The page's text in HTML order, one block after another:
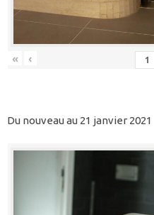
« ‹
Du nouveau au 21 janvier 2021